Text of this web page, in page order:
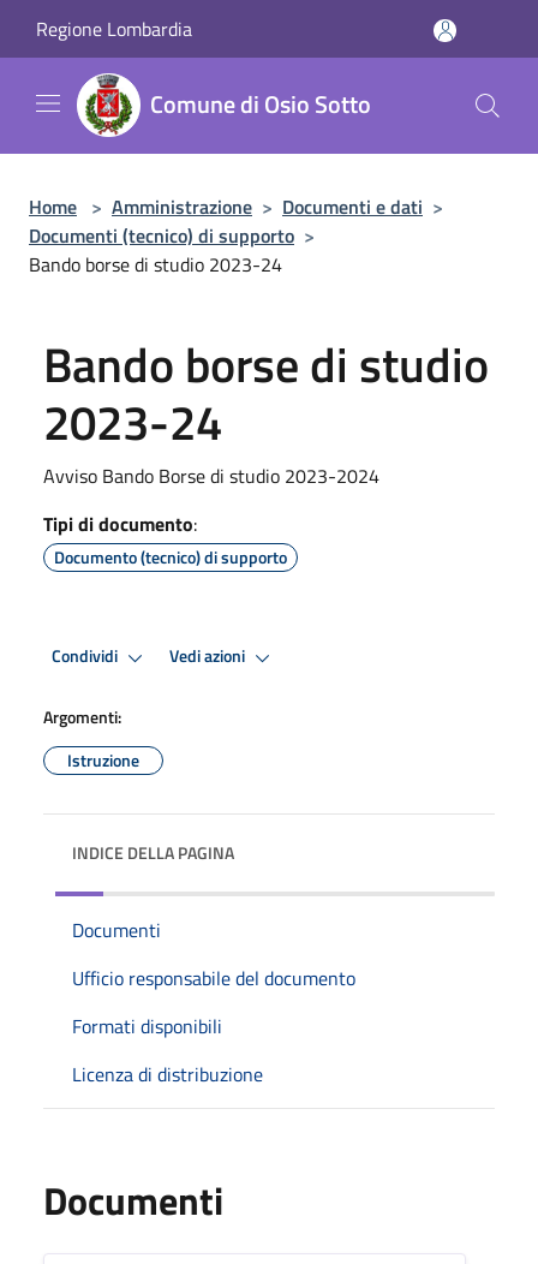
Regione Lombardia
Comune di Osio Sotto
Home > Amministrazione > Documenti e dati >
Documenti (tecnico) di supporto >
Bando borse di studio 2023-24
Bando borse di studio
2023-24
Avviso Bando Borse di studio 2023-2024
Tipi di documento:
Documento (tecnico) di supporto
Condividi Vedi azioni
Argomenti:
Istruzione
INDICE DELLA PAGINA
Documenti
Ufficio responsabile del documento
Formati disponibili
Licenza di distribuzione
Documenti